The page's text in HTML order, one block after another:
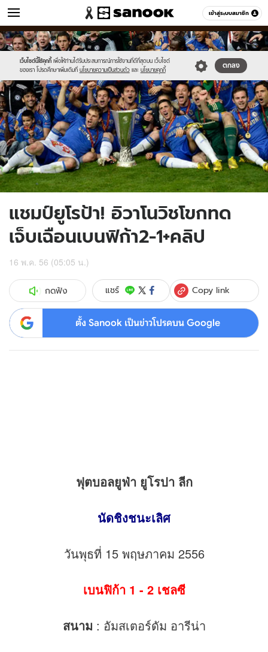
เข้าสู่ระบบสมาชิก
ข่าว หมวดอื่นๆ
เว็บไซต์นี้ใช้คุกกี้ เพื่อให้ท่านได้รับประสบการณ์การใช้งานที่ดีที่สุดบน เว็บไซต์
ของเรา โปรดศึกษาเพิ่มเติมที่ นโยบายความเป็นส่วนตัว และ นโยบายคุกกี้
ตกลง
Sanook
//s.isanook.com/sr/0/images/logo-
new-
sanook.png
600
60
//s.isanook.com/ns/0/ud/237/1186210/ch.jpg
แชมป์ยูโรป้า! อิวาโนวิชโขกทด
เจ็บเฉือนเบนฟิก้า2-1+คลิป
16 พ.ค. 56 (05:05 น.)
กดฟัง แชร์ Copy link
ตั้ง Sanook เป็นข่าวโปรดบน Google
ฟุตบอลยูฟ่า ยูโรปา ลีก
นัดชิงชนะเลิศ
วันพุธที่ 15 พฤษภาคม 2556
เบนฟิก้า 1 - 2 เชลซี
สนาม : อัมสเตอร์ดัม อารีน่า